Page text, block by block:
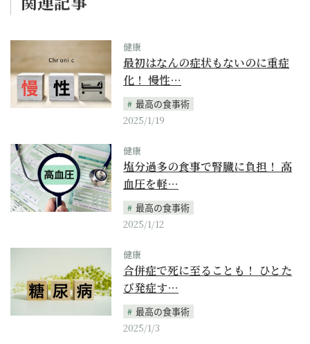
健康
最初はなんの症状もないのに重症
化！ 慢性…
最高の食事術
2025/1/19
健康
塩分過多の食事で腎臓に負担！ 高
血圧を軽…
最高の食事術
2025/1/12
健康
合併症で死に至ることも！ ひとた
び発症す…
最高の食事術
2025/1/3